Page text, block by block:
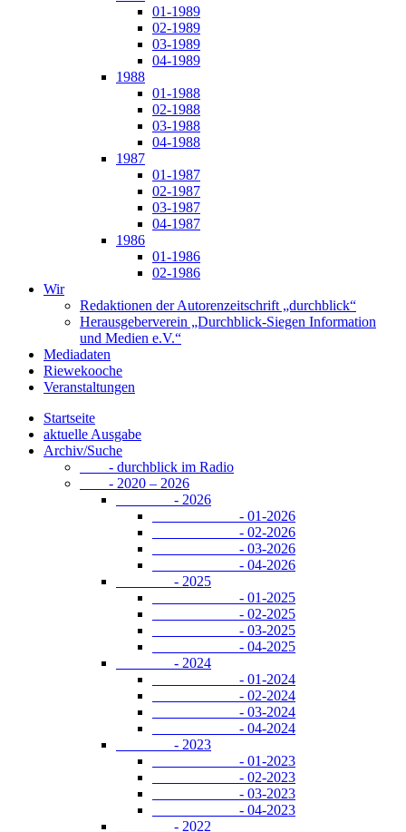
01-1989
02-1989
03-1989
04-1989
1988
01-1988
02-1988
03-1988
04-1988
1987
01-1987
02-1987
03-1987
04-1987
1986
01-1986
02-1986
Wir
Redaktionen der Autorenzeitschrift „durchblick“
Herausgeberverein „Durchblick-Siegen Information
und Medien e.V.“
Mediadaten
Riewekooche
Veranstaltungen
Startseite
aktuelle Ausgabe
Archiv/Suche
- durchblick im Radio
- 2020 – 2026
- 2026
- 01-2026
- 02-2026
- 03-2026
- 04-2026
- 2025
- 01-2025
- 02-2025
- 03-2025
- 04-2025
- 2024
- 01-2024
- 02-2024
- 03-2024
- 04-2024
- 2023
- 01-2023
- 02-2023
- 03-2023
- 04-2023
- 2022